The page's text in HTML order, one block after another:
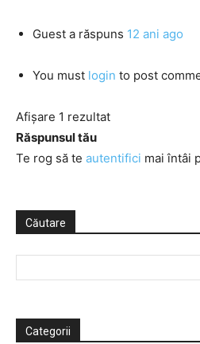
Guest a răspuns 12 ani ago
You must login to post
Afișare 1 rezultat
Răspunsul tău
Te rog să te autentifici mai întâi
Căutare
Categorii